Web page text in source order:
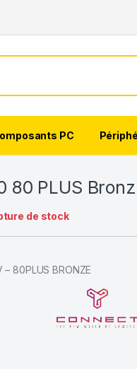
PC
80 PLUS
de stock
– 80PLUS BRONZE